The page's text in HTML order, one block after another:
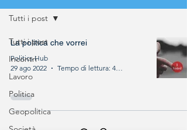
Tutti i post
Incontri
Lavoro
Politica
Geopolitica
Tutti i post
La politica che vorrei
Politics Hub
29 ago 2022
Tempo di lettura: 4 min